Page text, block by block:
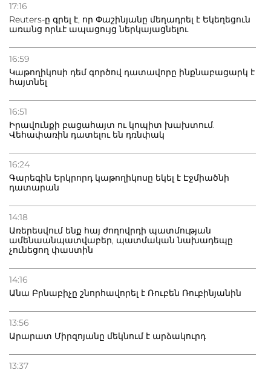
17:16
Reuters-ը գրել է, որ Փաշինյանը մեղադրել է Եկեղեցուն
առանց որևէ ապացույց ներկայացնելու
16:59
Կաթողիկոսի դեմ գործով դատավորը ինքնաբացարկ է
հայտնել
16:51
Իրավունքի բացահայտ ու կոպիտ խախտում.
Վեհափառին դատելու են դռնփակ
16:24
Գարեգին Երկրորդ կաթողիկոսը եկել է Էջմիածնի
դատարան
14:18
Առերեսվում ենք հայ ժողովրդի պատմության
ամենաանպատվաբեր, պատմական նախադեպը
չունեցող փաստին
14:16
Անա Բրնաբիչը շնորհավորել է Ռուբեն Ռուբինյանին
13:56
Արարատ Միրզոյանը մեկնում է արձակուրդ
13:37